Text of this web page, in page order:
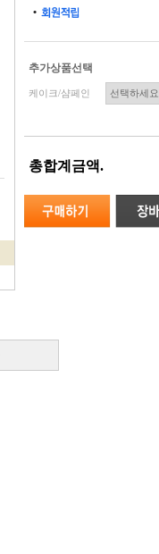
추가상품선택
케이크/샴페인
총합계금액.